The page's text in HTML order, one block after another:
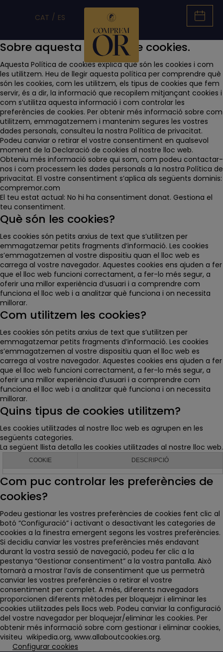
CAT ES
Sobre aquesta política de cookies.
Aquesta Política de cookies explica què són les cookies i com
les utilitzem. Heu de llegir aquesta política per comprendre què
són les cookies, com les utilitzem, els tipus de cookies que fem
servir, és a dir, la informació que recopilem mitjançant cookies i
com s’utilitza aquesta informació i com controlar les
preferències de cookies. Per obtenir més informació sobre com
utilitzem, emmagatzemem i mantenim segures les vostres
dades personals, consulteu la nostra Política de privacitat.
Podeu canviar o retirar el vostre consentiment en qualsevol
moment de la Declaració de cookies al nostre lloc web.
Obteniu més informació sobre qui som, com podeu contactar-
nos i com processem les dades personals a la nostra Política de
privacitat. El vostre consentiment s’aplica als següents dominis:
compremor.com
El teu estat actual: No hi ha consentiment donat. Gestiona el
teu consentiment.
Què són les cookies?
Les cookies són petits arxius de text que s’utilitzen per
emmagatzemar petits fragments d’informació. Les cookies
s’emmagatzemen al vostre dispositiu quan el lloc web es
carrega al vostre navegador. Aquestes cookies ens ajuden a fer
que el lloc web funcioni correctament, a fer-lo més segur, a
oferir una millor experiència d’usuari i a comprendre com
funciona el lloc web i a analitzar què funciona i on necessita
millorar.
Com utilitzem les cookies?
Les cookies són petits arxius de text que s’utilitzen per
emmagatzemar petits fragments d’informació. Les cookies
s’emmagatzemen al vostre dispositiu quan el lloc web es
carrega al vostre navegador. Aquestes cookies ens ajuden a fer
que el lloc web funcioni correctament, a fer-lo més segur, a
oferir una millor experiència d’usuari i a comprendre com
funciona el lloc web i a analitzar què funciona i on necessita
millorar.
Quins tipus de cookies utilitzem?
Les cookies utilitzades al nostre lloc web es agrupen en les
següents categories.
La següent llista detalla les cookies utilitzades al nostre lloc web.
COOKIE DESCRIPCIÓ
Com puc controlar les preferències de
cookies?
Podeu gestionar les vostres preferències de cookies fent clic al
botó “Configuració” i activant o desactivant les categories de
cookies a la finestra emergent segons les vostres preferències.
Si decidiu canviar les vostres preferències més endavant
durant la vostra sessió de navegació, podeu fer clic a la
pestanya “Gestionar consentiment” a la vostra pantalla. Això
tornarà a mostrar l’avís de consentiment que us permetrà
canviar les vostres preferències o retirar el vostre
consentiment per complet. A més, diferents navegadors
proporcionen diferents mètodes per bloquejar i eliminar les
cookies utilitzades pels llocs web. Podeu canviar la configuració
del vostre navegador per bloquejar/eliminar les cookies. Per
obtenir més informació sobre com gestionar i eliminar cookies,
visiteu wikipedia.org, www.allaboutcookies.org.
Configurar cookies